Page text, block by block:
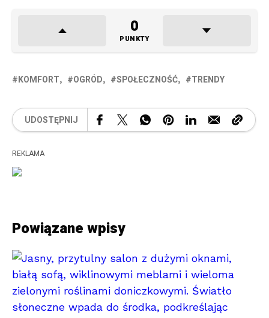
0
PUNKTY
KOMFORT OGRÓD SPOŁECZNOŚĆ TRENDY
UDOSTĘPNIJ
REKLAMA
Powiązane wpisy